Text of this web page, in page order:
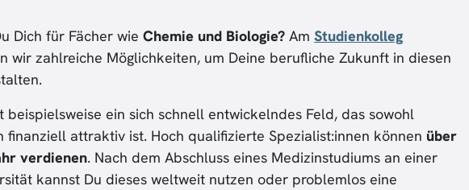
Dich für Fächer wie Chemie und Biologie? Am Studienkolleg
wir zahlreiche Möglichkeiten, um Deine berufliche Zukunft in diesen
beispielsweise ein sich schnell entwickelndes Feld, das sowohl
finanziell attraktiv ist. Hoch qualifizierte Spezialist:innen können über
verdienen. Nach dem Abschluss eines Medizinstudiums an einer
kannst Du dieses weltweit nutzen oder problemlos eine